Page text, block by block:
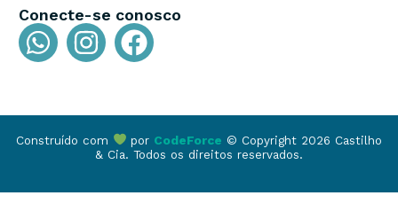
Conecte-se conosco
Construído com por CodeForce © Copyright 2026 Castilho
& Cia. Todos os direitos reservados.